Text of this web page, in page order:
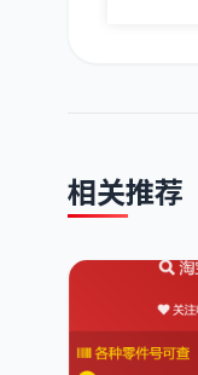
相关推荐